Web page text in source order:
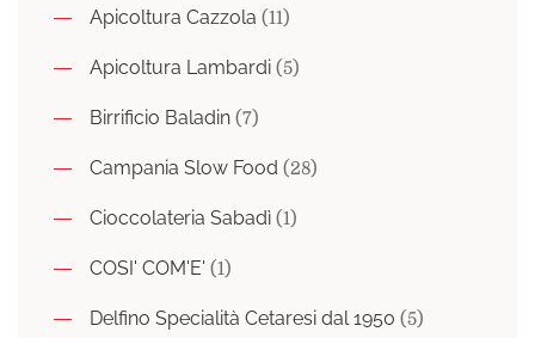
Apicoltura Cazzola (11)
Apicoltura Lambardi (5)
Birrificio Baladin (7)
Campania Slow Food (28)
Cioccolateria Sabadì (1)
COSI' COM'E' (1)
Delfino Specialità Cetaresi dal 1950 (5)